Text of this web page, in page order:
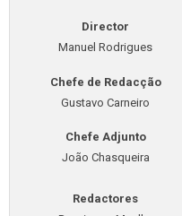
Director
Manuel Rodrigues
Chefe de Redacção
Gustavo Carneiro
Chefe Adjunto
João Chasqueira
Redactores